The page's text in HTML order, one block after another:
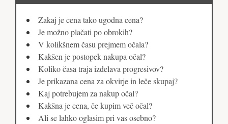
Zakaj je cena tako ugodna cena?
Je možno plačati po obrokih?
V kolikšnem času prejmem očala?
Kakšen je postopek nakupa očal?
Koliko časa traja izdelava progresivov?
Je prikazana cena za okvirje in leče skupaj?
Kaj potrebujem za nakup očal?
Kakšna je cena, če kupim več očal?
Ali se lahko oglasim pri vas osebno?